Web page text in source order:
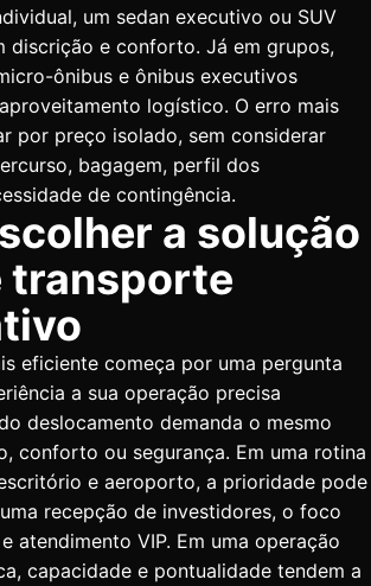
um sedan executivo ou SUV
discrição e conforto. Já em grupos,
ônibus e ônibus executivos
logístico. O erro mais
por preço isolado, sem considerar
bagagem, perfil dos
de contingência.
a solução
transporte
eficiente começa por uma pergunta
a sua operação precisa
deslocamento demanda o mesmo
conforto ou segurança. Em uma rotina
e aeroporto, a prioridade pode
recepção de investidores, o foco
atendimento VIP. Em uma operação
capacidade e pontualidade tendem a